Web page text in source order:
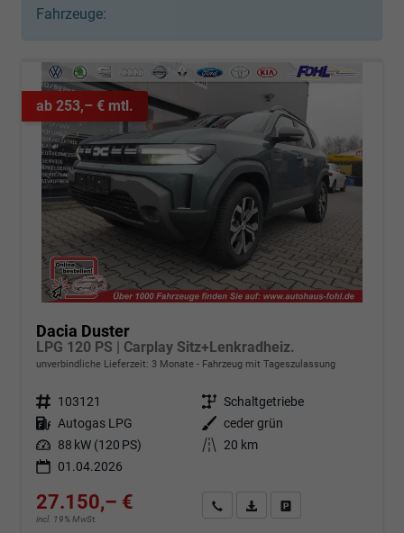
Fahrzeuge:
ab 253,– € mtl.
Dacia Duster
LPG 120 PS | Carplay Sitz+Lenkradheiz.
unverbindliche Lieferzeit: 3 Monate Fahrzeug mit Tageszulassung
Fahrzeugnr. 103121 Getriebe Schaltgetriebe
Kraftstoff Autogas LPG Außenfarbe ceder grün
Leistung 88 kW (120 PS) Kilometerstand 20 km
01.04.2026
27.150,– €
incl. 19% MwSt.
Angebot anfordern
Fahrzeugexpose (PDF)